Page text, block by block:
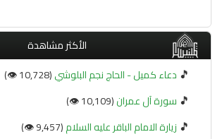
الأكثر مشاهدة
🎵 دعاء كميل - الحاج نجم البلوشي(10,728 👁️)
🎵 سورة آل عمران(10,109 👁️)
🎵 زيارة الامام الباقر عليه السلام(9,457 👁️)